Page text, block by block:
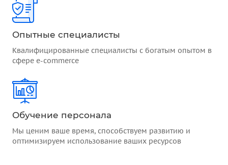
Опытные специалисты
Квалифицированные специалисты с богатым опытом в
сфере e-commerce
Обучение персонала
Мы ценим ваше время, способствуем развитию и
оптимизируем использование ваших ресурсов